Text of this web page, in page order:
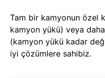
Tam bir kamyonun özel
kamyon yükü) veya
(kamyon yükü kadar
iyi çözümlere sahibiz.